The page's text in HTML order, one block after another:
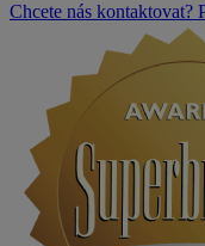
Chcete nás